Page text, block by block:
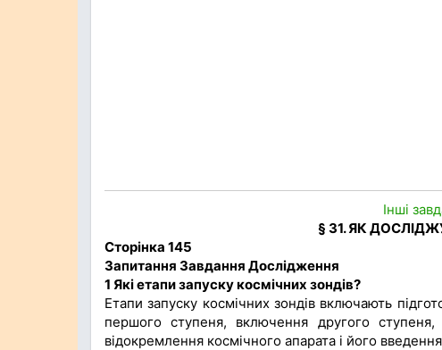
Інші
§ 31. ЯК
Сторінка 145
Запитання Завдання Дослідження
1 Які етапи запуску космічних зондів?
Етапи запуску космічних зондів включають
першого ступеня, включення другого
відокремлення космічного апарата і його